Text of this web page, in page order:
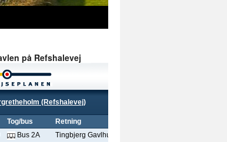
på Refshalevej